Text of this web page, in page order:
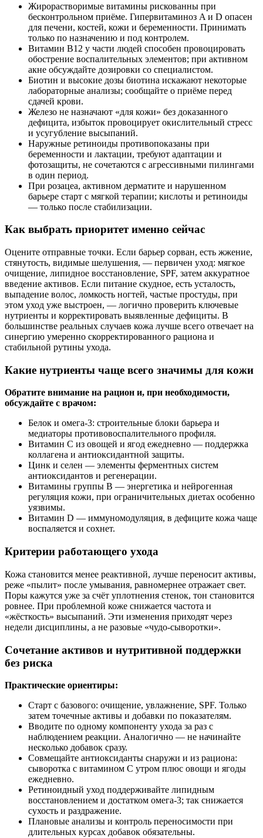
Жирорастворимые витамины рискованны при
бесконтрольном приёме. Гипервитаминоз A и D опасен
для печени, костей, кожи и беременности. Принимать
только по назначению и под контролем.
Витамин В12 у части людей способен провоцировать
обострение воспалительных элементов; при активном
акне обсуждайте дозировки со специалистом.
Биотин и высокие дозы биотина искажают некоторые
лабораторные анализы; сообщайте о приёме перед
сдачей крови.
Железо не назначают «для кожи» без доказанного
дефицита, избыток провоцирует окислительный стресс
и усугубление высыпаний.
Наружные ретиноиды противопоказаны при
беременности и лактации, требуют адаптации и
фотозащиты, не сочетаются с агрессивными пилингами
в один период.
При розацеа, активном дерматите и нарушенном
барьере старт с мягкой терапии; кислоты и ретиноиды
— только после стабилизации.
Как выбрать приоритет именно сейчас
Оцените отправные точки. Если барьер сорван, есть жжение,
стянутость, видимые шелушения, — первичен уход: мягкое
очищение, липидное восстановление, SPF, затем аккуратное
введение активов. Если питание скудное, есть усталость,
выпадение волос, ломкость ногтей, частые простуды, при
этом уход уже выстроен, — логично проверить ключевые
нутриенты и корректировать выявленные дефициты. В
большинстве реальных случаев кожа лучше всего отвечает на
синергию умеренно скорректированного рациона и
стабильной рутины ухода.
Какие нутриенты чаще всего значимы для кожи
Обратите внимание на рацион и, при необходимости,
обсуждайте с врачом:
Белок и омега‑3: строительные блоки барьера и
медиаторы противовоспалительного профиля.
Витамин С из овощей и ягод ежедневно — поддержка
коллагена и антиоксидантной защиты.
Цинк и селен — элементы ферментных систем
антиоксидантов и регенерации.
Витамины группы В — энергетика и нейрогенная
регуляция кожи, при ограничительных диетах особенно
уязвимы.
Витамин D — иммуномодуляция, в дефиците кожа чаще
воспаляется и сохнет.
Критерии работающего ухода
Кожа становится менее реактивной, лучше переносит активы,
реже «пылит» после умывания, равномернее отражает свет.
Поры кажутся уже за счёт уплотнения стенок, тон становится
ровнее. При проблемной коже снижается частота и
«жёсткость» высыпаний. Эти изменения приходят через
недели дисциплины, а не разовые «чудо‑сыворотки».
Сочетание активов и нутритивной поддержки
без риска
Практические ориентиры:
Старт с базового: очищение, увлажнение, SPF. Только
затем точечные активы и добавки по показателям.
Вводите по одному компоненту ухода за раз с
наблюдением реакции. Аналогично — не начинайте
несколько добавок сразу.
Совмещайте антиоксиданты снаружи и из рациона:
сыворотка с витамином С утром плюс овощи и ягоды
ежедневно.
Ретиноидный уход поддерживайте липидным
восстановлением и достатком омега‑3; так снижается
сухость и раздражение.
Плановые анализы и контроль переносимости при
длительных курсах добавок обязательны.